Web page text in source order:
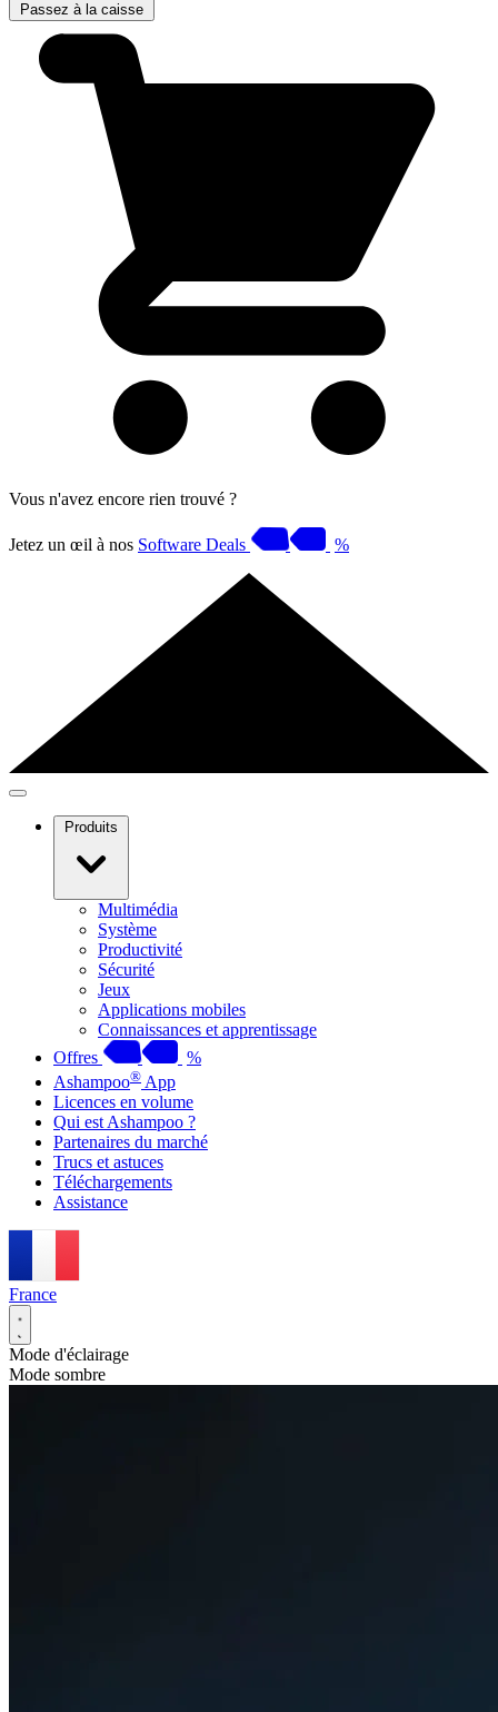
Passez à la caisse
Vous n'avez encore rien trouvé ?
Jetez un œil à nos Software Deals %
Produits
Multimédia
Système
Productivité
Sécurité
Jeux
Applications mobiles
Connaissances et apprentissage
Offres
%
Ashampoo® App
Licences en volume
Qui est Ashampoo ?
Partenaires du marché
Trucs et astuces
Téléchargements
Assistance
France
Mode d'éclairage
Mode sombre